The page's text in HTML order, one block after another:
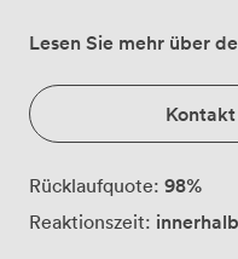
Corporate Events,
themes, our versatile
gathering. Meet our
who are always on
room to entertainment
preferred menu
Lesen Sie mehr über
Rücklaufquote: 98%
Reaktionszeit: